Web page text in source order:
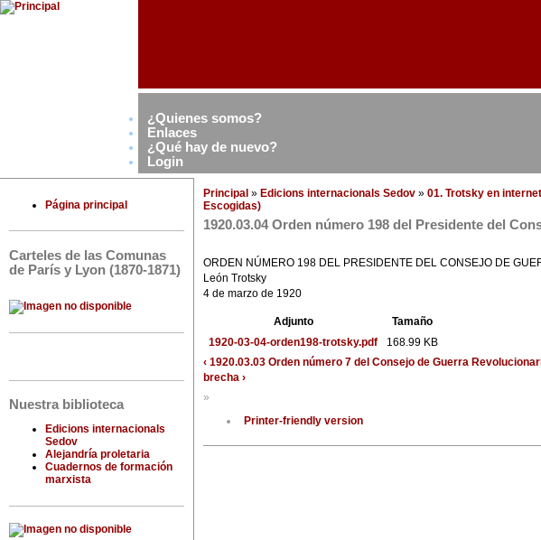
¿Quienes somos?
Enlaces
¿Qué hay de nuevo?
Login
Página principal
Carteles de las Comunas
de París y Lyon (1870-1871)
Nuestra biblioteca
Edicions internacionals
Sedov
Alejandría proletaria
Cuadernos de formación
marxista
Principal » Edicions internacionals Sedov » 01. Trotsky en
Escogidas)
1920.03.04 Orden número 198 del Presidente del
ORDEN NÚMERO 198 DEL PRESIDENTE DEL CONSEJO DE
León Trotsky
4 de marzo de 1920
Adjunto
Tamaño
1920-03-04-orden198-trotsky.pdf
168.99 KB
‹ 1920.03.03 Orden número 7 del Consejo de Guerra
brecha ›
»
Printer-friendly version